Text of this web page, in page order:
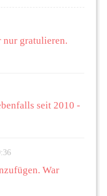
nur gratulieren.
seit 2010 -
War